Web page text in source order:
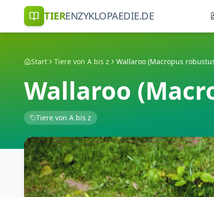
TIERENZYKLOPAEDIE.DE
Start Tiere von A bis z Wallaroo (Macropus
Wallaroo
Tiere von A bis z